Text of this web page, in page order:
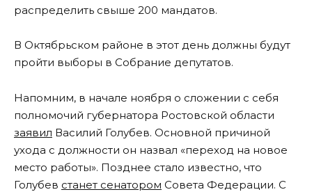
распределить свыше 200 мандатов.
В Октябрьском районе в этот день должны будут
пройти выборы в Собрание депутатов.
Напомним, в начале ноября о сложении с себя
полномочий губернатора Ростовской области
заявил Василий Голубев. Основной причиной
ухода с должности он назвал «переход на новое
место работы». Позднее стало известно, что
Голубев станет сенатором Совета Федерации. С